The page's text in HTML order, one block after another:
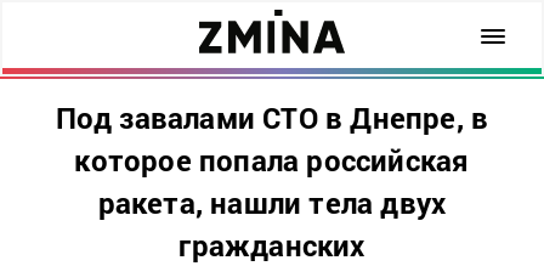
Под завалами СТО в Днепре, в
которое попала российская
ракета, нашли тела двух
гражданских